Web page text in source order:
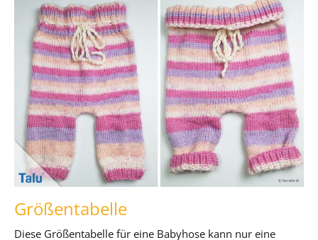
Größentabelle
Diese Größentabelle für eine Babyhose kann nur eine